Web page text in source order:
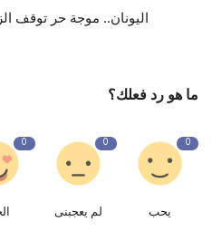
اليونان.. موجة حر توقف
ما هو رد فعلك؟
0
يحب
0
لم يعجبنى
0